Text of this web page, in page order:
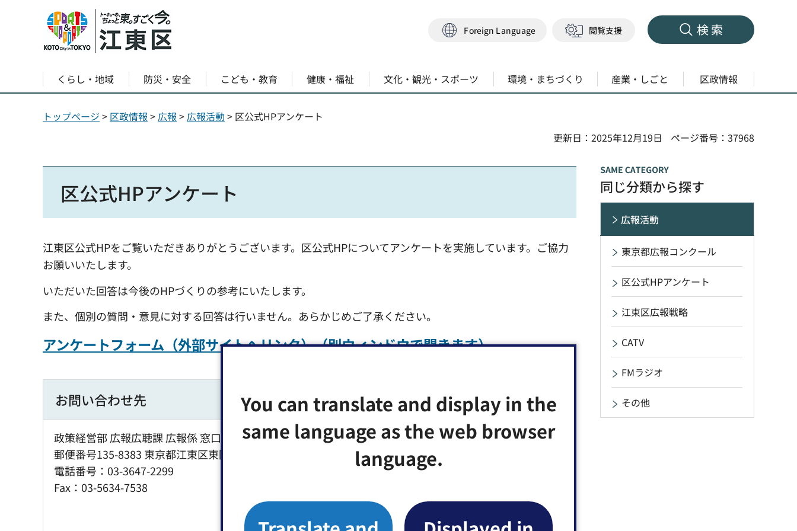
You can translate and display in the
same language as the web browser
language.
Foreign Language 閲覧支援 検索
くらし・地域 防災・安全 こども・教育 健康・福祉 文化・観光・スポーツ 環境・まちづくり 産業・しごと 区政情報
トップページ > 区政情報 > 広報 > 広報活動 > 区公式HPアンケート
更新日：2025年12月19日
ページ番号：37968
区公式HPアンケート
江東区公式HPをご覧いただきありがとうございます。区公式HPについてアンケートを実施しています。ご協力
お願いいたします。
いただいた回答は今後のHPづくりの参考にいたします。
また、個別の質問・意見に対する回答は行いません。あらかじめご了承ください。
アンケートフォーム（外部サイトへリンク）（別ウィンドウで開きます）
お問い合わせ先
政策経営部 広報広聴課 広報係 窓口：区役所2階22番
郵便番号135-8383 東京都江東区東陽4丁目11番28号
電話番号：03-3647-2299
Fax：03-5634-7538
同じ分類から探す
広報活動
東京都広報コンクール
区公式HPアンケート
江東区広報戦略
CATV
FMラジオ
その他